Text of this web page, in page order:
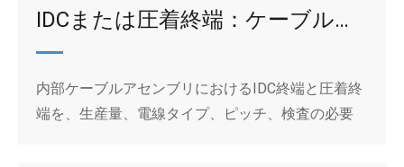
IDCまたは圧着終端：ケーブルアセンブリ方式を容量、ワイヤの種類、およびサービスニーズに合わせて選択する
内部ケーブルアセンブリにおけるIDC終端と圧着終
端を、生産量、電線タイプ、ピッチ、検査の必要